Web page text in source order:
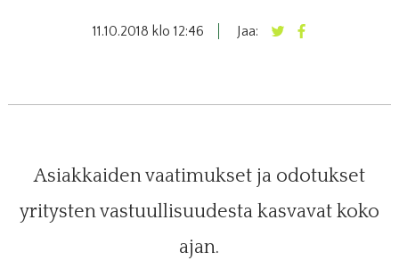
11.10.2018 klo 12:46 Jaa:
Asiakkaiden vaatimukset ja odotukset
yritysten vastuullisuudesta kasvavat koko
ajan.